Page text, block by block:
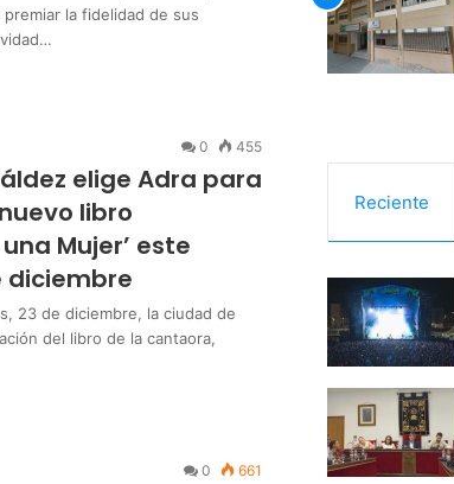
premiar la fidelidad de sus
0 455
elige Adra para
libro
Mujer’ este
diciembre
23 de diciembre, la ciudad de
del libro de la cantaora,
0 661
Reciente